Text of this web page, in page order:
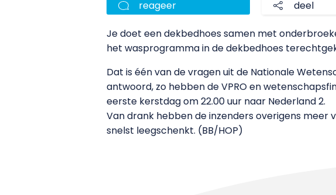
reageer deel
Je doet een dekbedhoes samen met
het wasprogramma in de dekbedhoes
Dat is één van de vragen uit de Nationale
antwoord, zo hebben de VPRO en
eerste kerstdag om 22.00 uur naar Nederland 2.
Van drank hebben de inzenders overigens meer
snelst leegschenkt. (BB/HOP)